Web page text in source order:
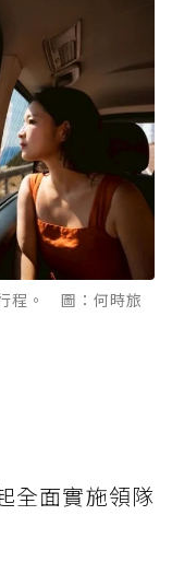
程。 圖：何時旅
全面實施領隊